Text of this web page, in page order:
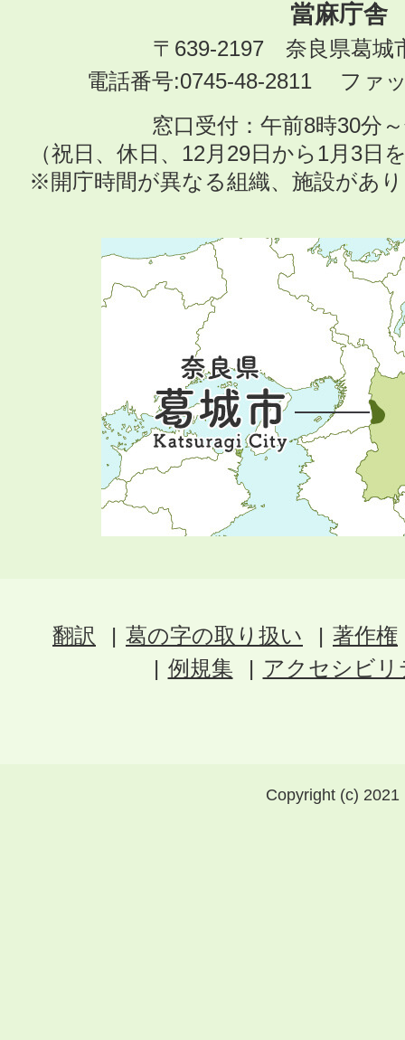
當麻庁舎
〒639-2197 奈良県葛城
電話番号:0745-48-2811 ファ
窓口受付：午前8時30分
（祝日、休日、12月29日から1月3日
※開庁時間が異なる組織、施設があ
翻訳 葛の字の取り扱い
著作権
例規集
アクセシビ
Copyright (c)